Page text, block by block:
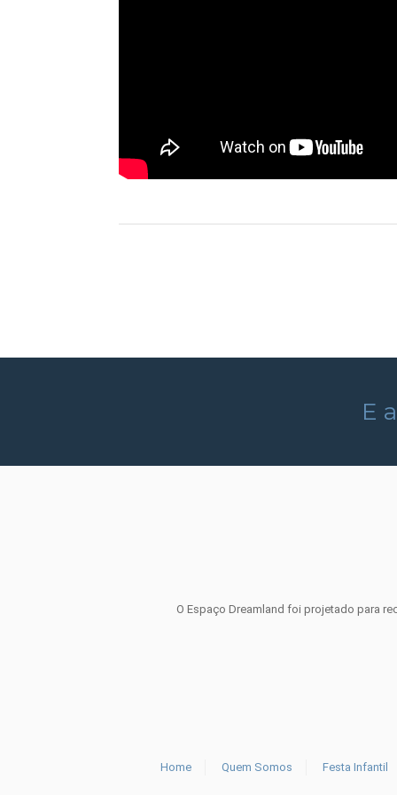
E
O Espaço Dreamland foi projetado para
Home Quem Somos Festa Infantil